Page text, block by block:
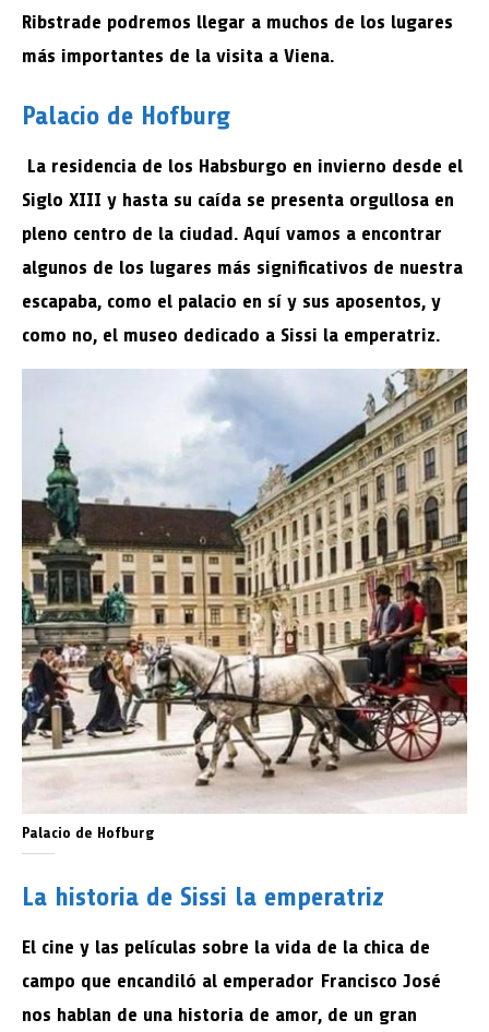
Ribstrade podremos llegar a muchos de los lugares
más importantes de la visita a Viena.
Palacio de Hofburg
La residencia de los Habsburgo en invierno desde el
Siglo XIII y hasta su caída se presenta orgullosa en
pleno centro de la ciudad. Aquí vamos a encontrar
algunos de los lugares más significativos de nuestra
escapaba, como el palacio en sí y sus aposentos, y
como no, el museo dedicado a Sissi la emperatriz.
Palacio de Hofburg
La historia de Sissi la emperatriz
El cine y las películas sobre la vida de la chica de
campo que encandiló al emperador Francisco José
nos hablan de una historia de amor, de un gran